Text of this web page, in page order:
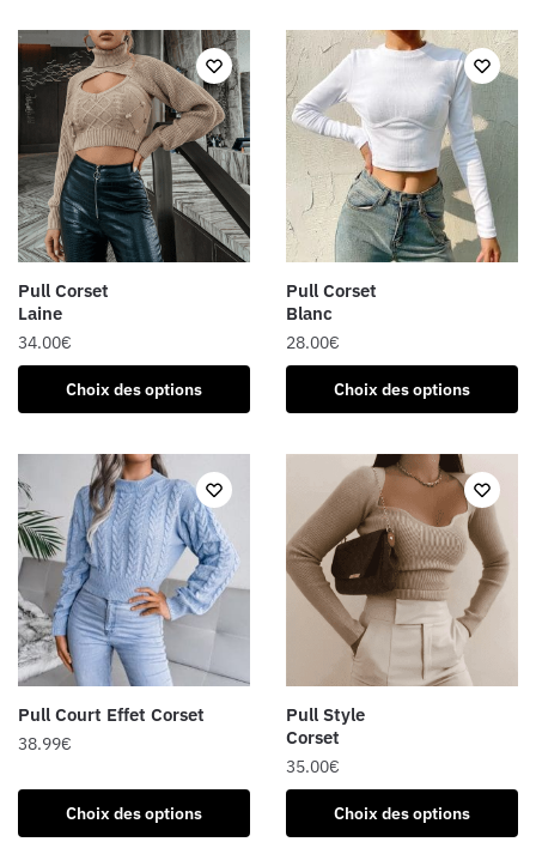
plusieurs
variations.
Les
options
peuvent
être
choisies
sur
page
du
produit
plusieurs
variations.
Les
options
peuvent
être
choisies
sur
page
du
produit
Pull Corset
Laine
34.00€
Choix des options
produit
variations.
Les
options
peuvent
être
choisies
sur
page
du
produit
Pull Corset
Blanc
28.00€
Choix des options
produit
plusieurs
variations.
Les
options
peuvent
être
choisies
page
du
produit
Pull Court Effet Corset
38.99€
Choix des options
produit
a
Pull Style
Corset
35.00€
Choix des options
produit